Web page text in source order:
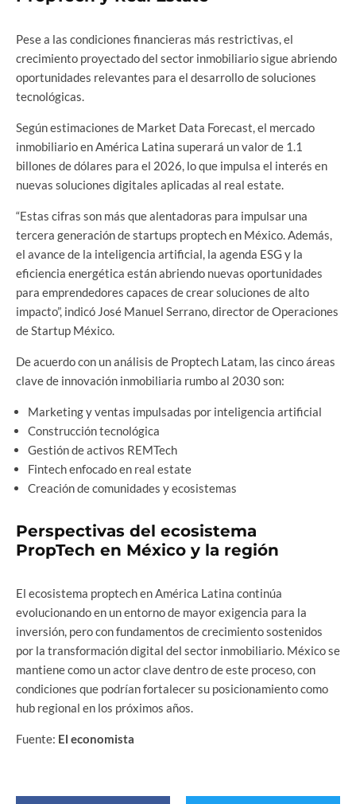
Pese a las condiciones financieras más restrictivas, el
crecimiento proyectado del sector inmobiliario sigue abriendo
oportunidades relevantes para el desarrollo de soluciones
tecnológicas.
Según estimaciones de Market Data Forecast, el mercado
inmobiliario en América Latina superará un valor de 1.1
billones de dólares para el 2026, lo que impulsa el interés en
nuevas soluciones digitales aplicadas al real estate.
“Estas cifras son más que alentadoras para impulsar una
tercera generación de startups proptech en México. Además,
el avance de la inteligencia artificial, la agenda ESG y la
eficiencia energética están abriendo nuevas oportunidades
para emprendedores capaces de crear soluciones de alto
impacto”, indicó José Manuel Serrano, director de Operaciones
de Startup México.
De acuerdo con un análisis de Proptech Latam, las cinco áreas
clave de innovación inmobiliaria rumbo al 2030 son:
Marketing y ventas impulsadas por inteligencia artificial
Construcción tecnológica
Gestión de activos REMTech
Fintech enfocado en real estate
Creación de comunidades y ecosistemas
Perspectivas del ecosistema
PropTech en México y la región
El ecosistema proptech en América Latina continúa
evolucionando en un entorno de mayor exigencia para la
inversión, pero con fundamentos de crecimiento sostenidos
por la transformación digital del sector inmobiliario. México se
mantiene como un actor clave dentro de este proceso, con
condiciones que podrían fortalecer su posicionamiento como
hub regional en los próximos años.
Fuente: El economista